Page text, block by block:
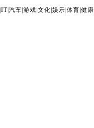
IT| 汽车 游戏 文化 娱乐 体育 健康